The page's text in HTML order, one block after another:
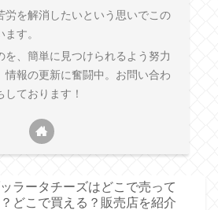
労を解消したいという思いでこの
す。
を、簡単に見つけられるよう努力
情報の更新に奮闘中。お問い合わ
ております！
ラータチーズはどこで売って
どこで買える？販売店を紹介